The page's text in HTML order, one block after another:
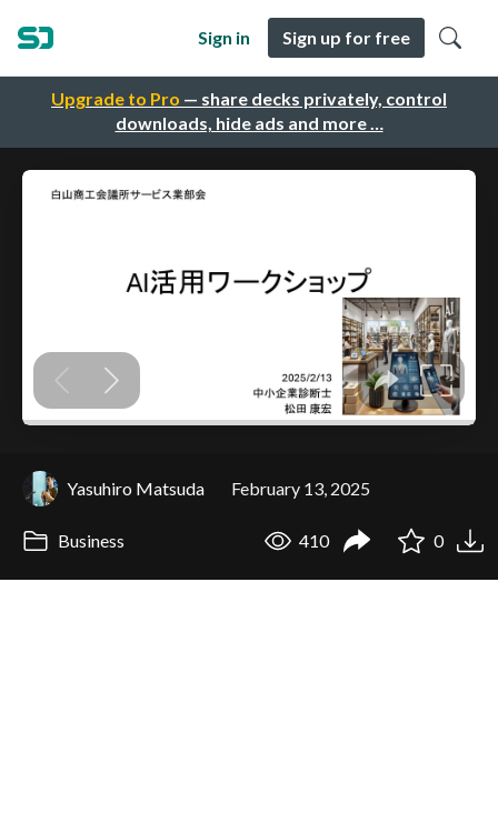
Upgrade to Pro — share decks privately, control
downloads, hide ads and more …
Sign in Sign up for free
Yasuhiro Matsuda February 13, 2025
Business 410 0